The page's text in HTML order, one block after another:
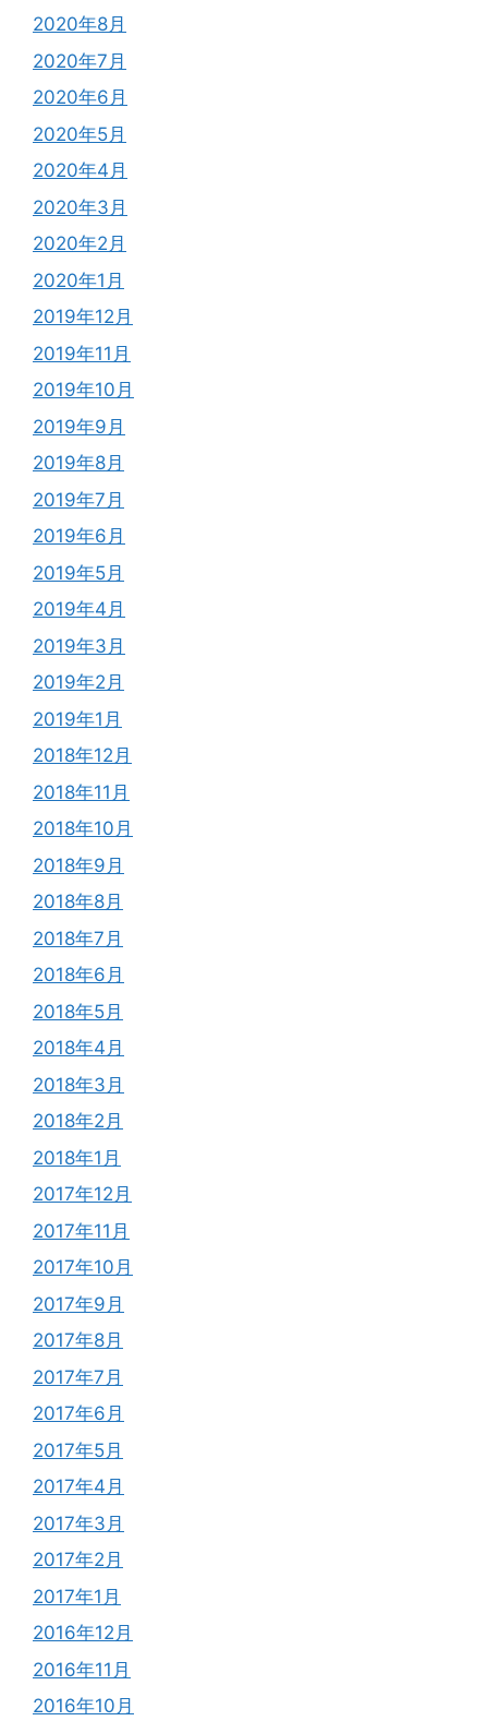
2020年8月
2020年7月
2020年6月
2020年5月
2020年4月
2020年3月
2020年2月
2020年1月
2019年12月
2019年11月
2019年10月
2019年9月
2019年8月
2019年7月
2019年6月
2019年5月
2019年4月
2019年3月
2019年2月
2019年1月
2018年12月
2018年11月
2018年10月
2018年9月
2018年8月
2018年7月
2018年6月
2018年5月
2018年4月
2018年3月
2018年2月
2018年1月
2017年12月
2017年11月
2017年10月
2017年9月
2017年8月
2017年7月
2017年6月
2017年5月
2017年4月
2017年3月
2017年2月
2017年1月
2016年12月
2016年11月
2016年10月